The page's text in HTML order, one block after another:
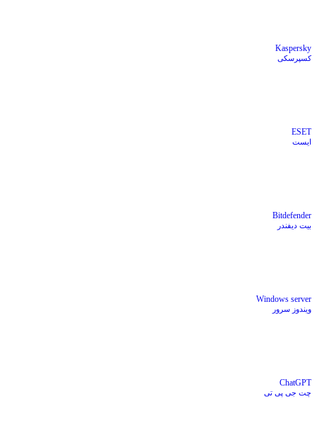
Kaspersky
کسپرسکی
ESET
ایست
‪Bitdefender
بیت دیفندر
Windows server
ویندوز سرور
ChatGPT
چت جی پی تی